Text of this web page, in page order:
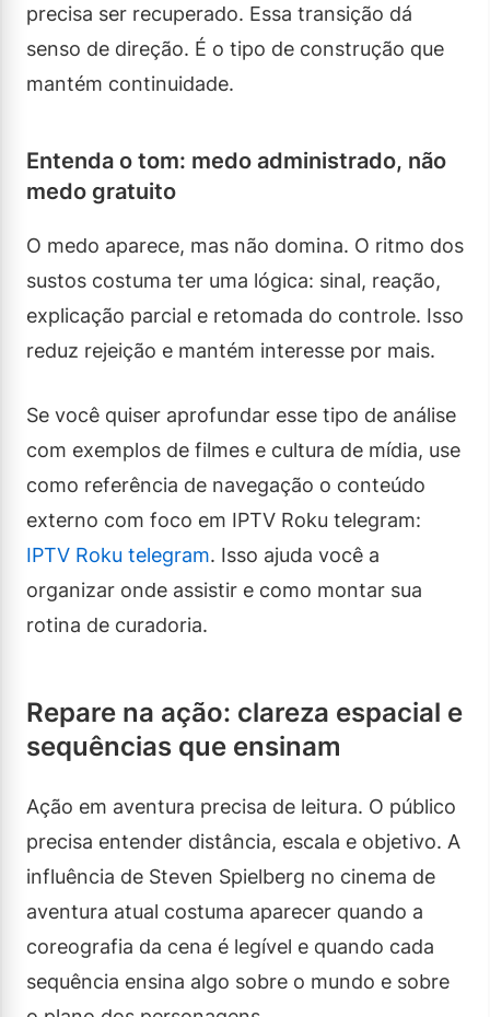
precisa ser recuperado. Essa transição dá
senso de direção. É o tipo de construção que
mantém continuidade.
Entenda o tom: medo administrado, não
medo gratuito
O medo aparece, mas não domina. O ritmo dos
sustos costuma ter uma lógica: sinal, reação,
explicação parcial e retomada do controle. Isso
reduz rejeição e mantém interesse por mais.
Se você quiser aprofundar esse tipo de análise
com exemplos de filmes e cultura de mídia, use
como referência de navegação o conteúdo
externo com foco em IPTV Roku telegram:
IPTV Roku telegram. Isso ajuda você a
organizar onde assistir e como montar sua
rotina de curadoria.
Repare na ação: clareza espacial e
sequências que ensinam
Ação em aventura precisa de leitura. O público
precisa entender distância, escala e objetivo. A
influência de Steven Spielberg no cinema de
aventura atual costuma aparecer quando a
coreografia da cena é legível e quando cada
sequência ensina algo sobre o mundo e sobre